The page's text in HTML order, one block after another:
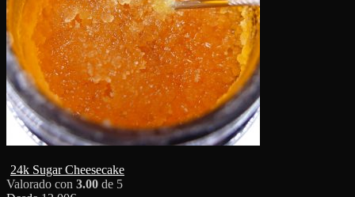
24k Sugar Cheesecake
Valorado con 3.00 de 5